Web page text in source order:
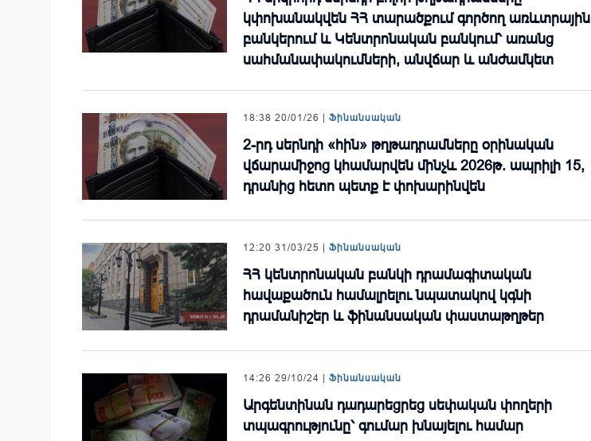
կփոխանակվեն ՀՀ տարածքում գործող առևտրային
բանկերում և Կենտրոնական բանկում՝ առանց
սահմանափակումների, անվճար և անժամկետ
18:38 20/01/26 | Ֆինանսական
2-րդ սերնդի «հին» թղթադրամները օրինական
վճարամիջոց կհամարվեն մինչև 2026թ. ապրիլի 15,
դրանից հետո պետք է փոխարինվեն
12:20 31/03/25 | Ֆինանսական
ՀՀ կենտրոնական բանկի դրամագիտական
հավաքածուն համալրելու նպատակով կգնի
դրամանիշեր և ֆինանսական փաստաթղթեր
14:26 29/10/24 | Ֆինանսական
Արգենտինան դադարեցրեց սեփական փողերի
տպագրությունը՝ գումար խնայելու համար